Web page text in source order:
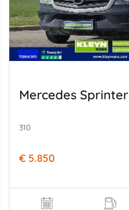
Mercedes Sprinter
310
€ 5.850